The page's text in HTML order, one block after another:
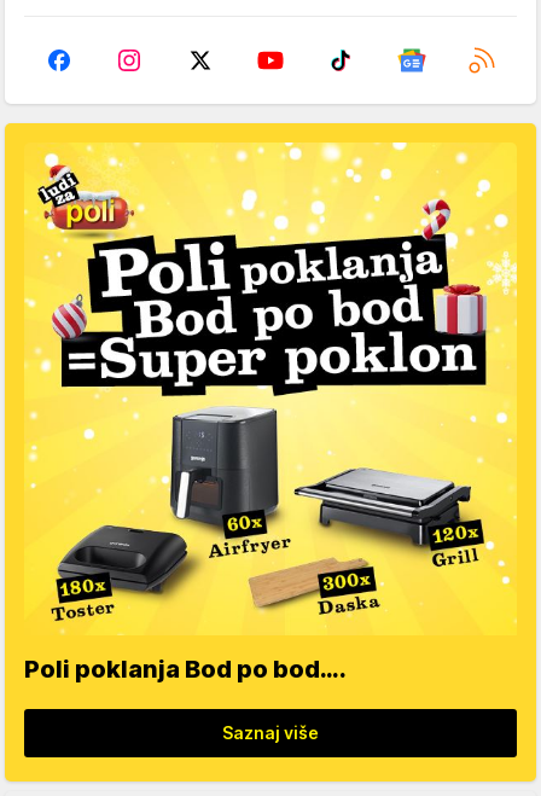
Poli poklanja Bod po bod….
Saznaj više